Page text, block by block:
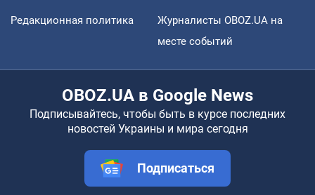
Редакционная политика
Журналисты OBOZ.UA на
месте событий
OBOZ.UA в Google News
Подписывайтесь, чтобы быть в курсе последних
новостей Украины и мира сегодня
Подписаться